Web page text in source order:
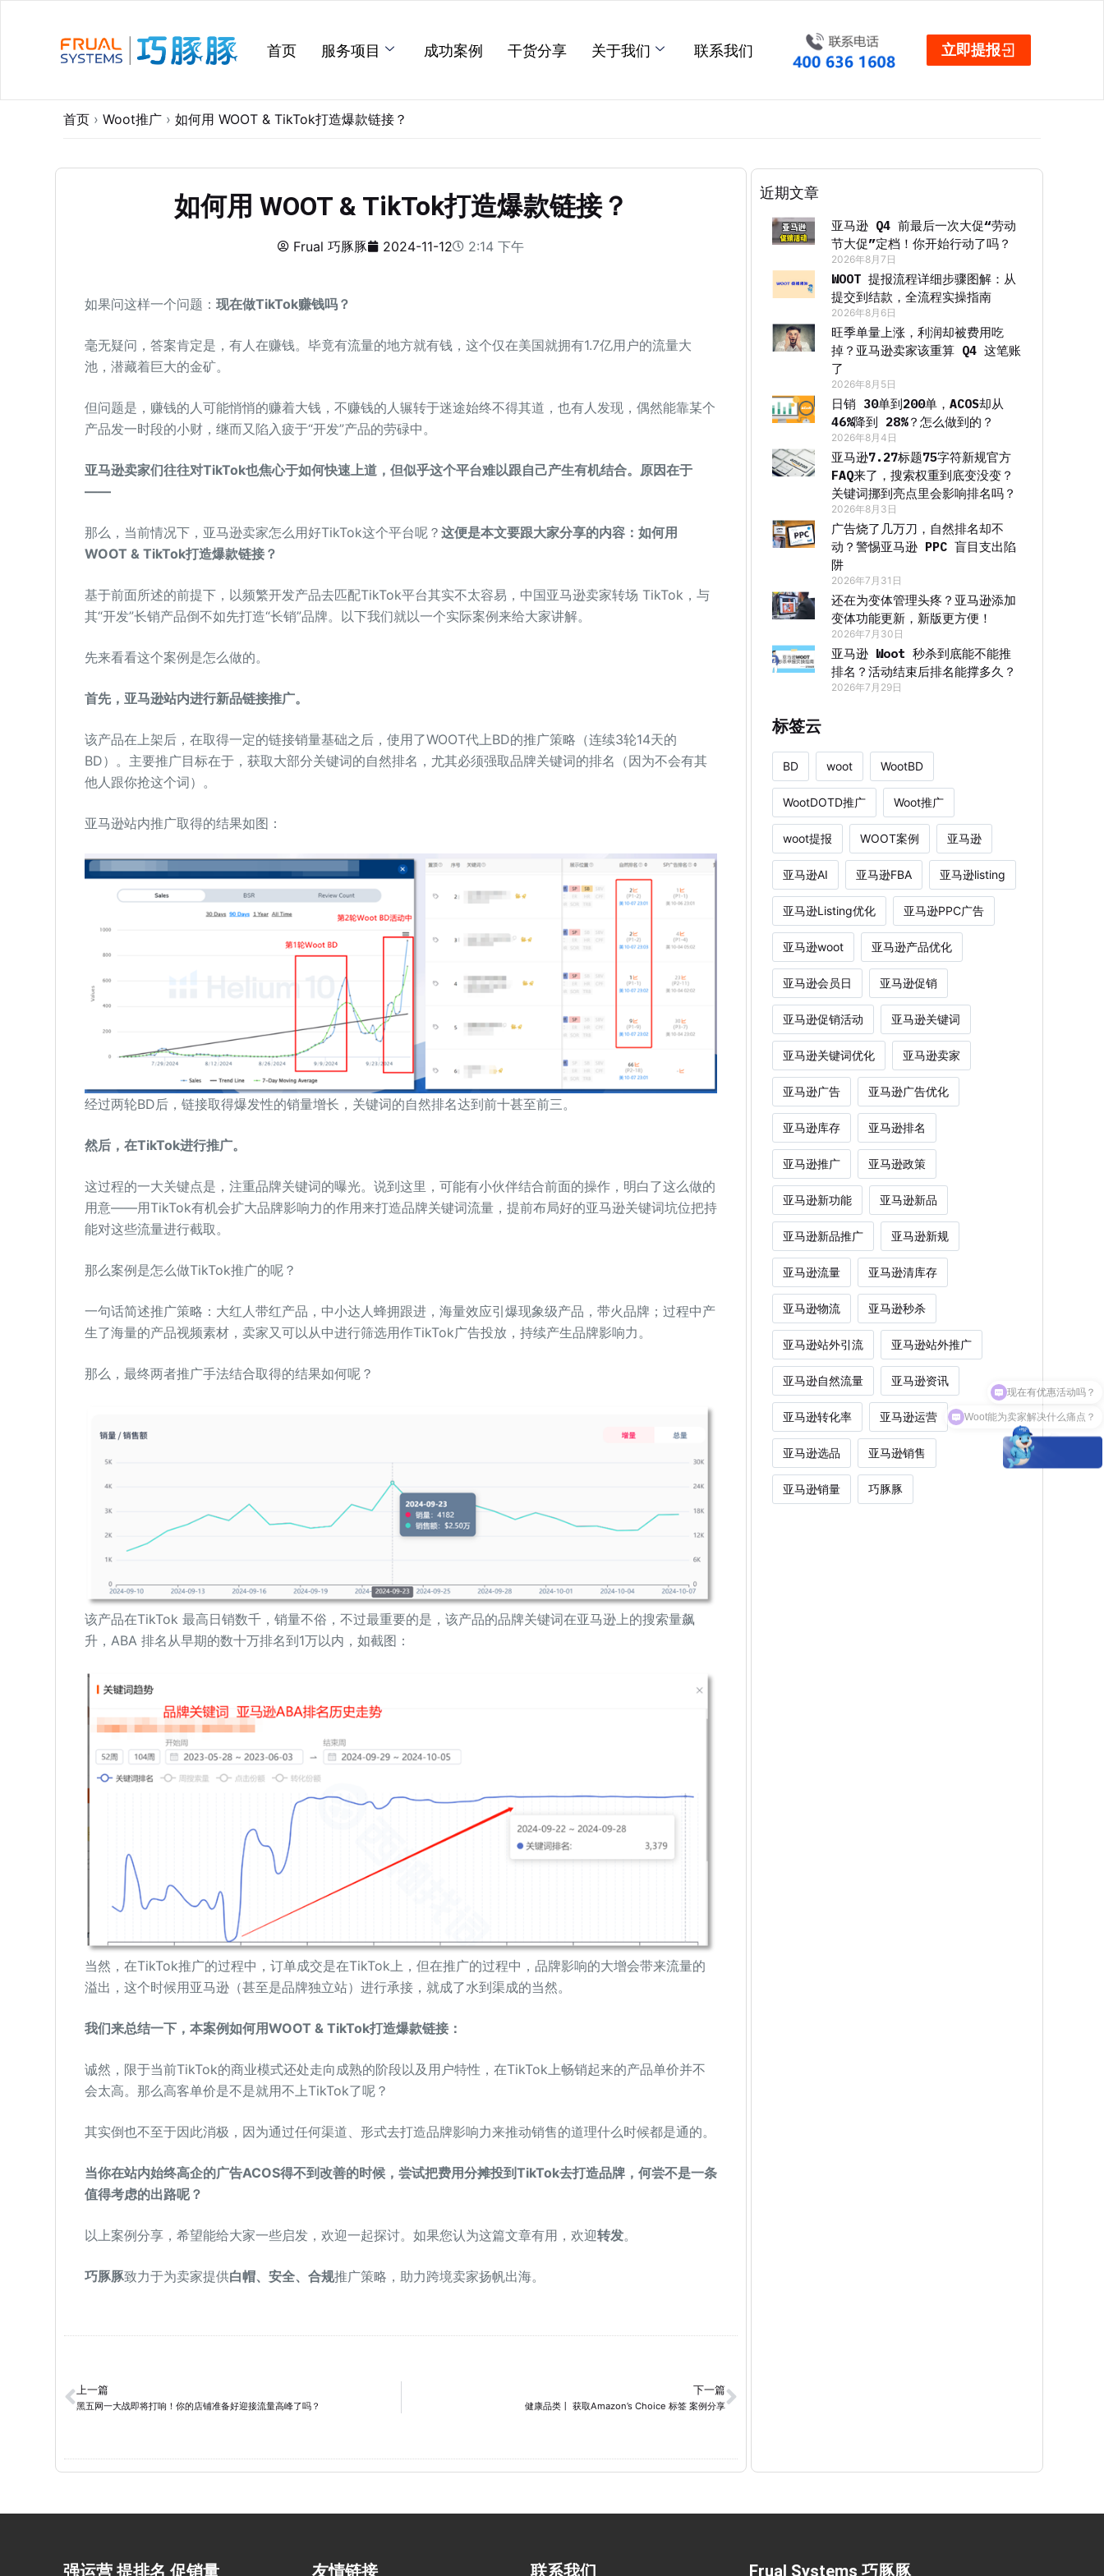
首页 服务项目 成功案例 干货分享 关于我们 联系我们 立即提报
首页 › Woot推广 › 如何用 WOOT & TikTok打造爆款链接？
如何用 WOOT & TikTok打造爆款链接？
Frual 巧豚豚 2024-11-12 2:14 下午
如果问这样一个问题： 现在做TikTok赚钱吗？
毫无疑问，答案肯定是，有人在赚钱。毕竟有流量的地方就有钱，这个仅在美国就拥有1.7亿用户的流量大
池，潜藏着巨大的金矿。
但问题是，赚钱的人可能悄悄的赚着大钱，不赚钱的人辗转于迷途始终不得其道，也有人发现，偶然能靠某个
产品发一时段的小财，继而又陷入疲于“开发”产品的劳碌中。
亚马逊卖家们往往对TikTok也焦心于如何快速上道，但似乎这个平台难以跟自己产生有机结合。原因在于
——
那么，当前情况下，亚马逊卖家怎么用好TikTok这个平台呢？ 这便是本文要跟大家分享的内容：如何用
WOOT & TikTok打造爆款链接？
基于前面所述的前提下，以频繁开发产品去匹配TikTok平台其实不太容易，中国亚马逊卖家转场 TikTok，与
其“开发”长销产品倒不如先打造“长销”品牌。以下我们就以一个实际案例来给大家讲解。
先来看看这个案例是怎么做的。
首先，亚马逊站内进行新品链接推广。
该产品在上架后，在取得一定的链接销量基础之后，使用了WOOT代上BD的推广策略（连续3轮14天的
BD）。主要推广目标在于，获取大部分关键词的自然排名，尤其必须强取品牌关键词的排名（因为不会有其
他人跟你抢这个词）。
亚马逊站内推广取得的结果如图：
经过两轮BD后，链接取得爆发性的销量增长，关键词的自然排名达到前十甚至前三。
然后，在TikTok进行推广。
这过程的一大关键点是，注重品牌关键词的曝光。说到这里，可能有小伙伴结合前面的操作，明白了这么做的
用意——用TikTok有机会扩大品牌影响力的作用来打造品牌关键词流量，提前布局好的亚马逊关键词坑位把持
能对这些流量进行截取。
那么案例是怎么做TikTok推广的呢？
一句话简述推广策略：大红人带红产品，中小达人蜂拥跟进，海量效应引爆现象级产品，带火品牌；过程中产
生了海量的产品视频素材，卖家又可以从中进行筛选用作TikTok广告投放，持续产生品牌影响力。
那么，最终两者推广手法结合取得的结果如何呢？
该产品在TikTok 最高日销数千，销量不俗，不过最重要的是，该产品的品牌关键词在亚马逊上的搜索量飙
升，ABA 排名从早期的数十万排名到1万以内，如截图：
当然，在TikTok推广的过程中，订单成交是在TikTok上，但在推广的过程中，品牌影响的大增会带来流量的
溢出，这个时候用亚马逊（甚至是品牌独立站）进行承接，就成了水到渠成的当然。
我们来总结一下，本案例如何用WOOT & TikTok打造爆款链接：
诚然，限于当前TikTok的商业模式还处走向成熟的阶段以及用户特性，在TikTok上畅销起来的产品单价并不
会太高。那么高客单价是不是就用不上TikTok了呢？
其实倒也不至于因此消极，因为通过任何渠道、形式去打造品牌影响力来推动销售的道理什么时候都是通的。
当你在站内始终高企的广告ACOS得不到改善的时候，尝试把费用分摊投到TikTok去打造品牌，何尝不是一条
值得考虑的出路呢？
以上案例分享，希望能给大家一些启发，欢迎一起探讨。如果您认为这篇文章有用，欢迎转发。
巧豚豚致力于为卖家提供白帽、安全、合规推广策略，助力跨境卖家扬帆出海。
上一篇
黑五网一大战即将打响！你的店铺准备好迎接流量高峰了吗？
下一篇
健康品类丨 获取Amazon’s Choice 标签 案例分享
近期文章
亚马逊 Q4 前最后一次大促“劳动
节大促”定档！你开始行动了吗？
2026年8月7日
WOOT 提报流程详细步骤图解：从
提交到结款，全流程实操指南
2026年8月6日
旺季单量上涨，利润却被费用吃
掉？亚马逊卖家该重算 Q4 这笔账
了
2026年8月5日
日销 30单到200单，ACOS却从
46%降到 28%？怎么做到的？
2026年8月4日
亚马逊7.27标题75字符新规官方
FAQ来了，搜索权重到底变没变？
关键词挪到亮点里会影响排名吗？
2026年8月3日
广告烧了几万刀，自然排名却不
动？警惕亚马逊 PPC 盲目支出陷
阱
2026年7月31日
还在为变体管理头疼？亚马逊添加
变体功能更新，新版更方便！
2026年7月30日
亚马逊 Woot 秒杀到底能不能推
排名？活动结束后排名能撑多久？
2026年7月29日
标签云
BD woot WootBD
WootDOTD推广 Woot推广
woot提报 WOOT案例 亚马逊
亚马逊AI 亚马逊FBA 亚马逊listing
亚马逊Listing优化 亚马逊PPC广告
亚马逊woot 亚马逊产品优化
亚马逊会员日 亚马逊促销
亚马逊促销活动 亚马逊关键词
亚马逊关键词优化 亚马逊卖家
亚马逊广告 亚马逊广告优化
亚马逊库存 亚马逊排名
亚马逊推广 亚马逊政策
亚马逊新功能 亚马逊新品
亚马逊新品推广 亚马逊新规
亚马逊流量 亚马逊清库存
亚马逊物流 亚马逊秒杀
亚马逊站外引流 亚马逊站外推广
亚马逊自然流量 亚马逊资讯
亚马逊转化率 亚马逊运营
亚马逊选品 亚马逊销售
亚马逊销量 巧豚豚
强运营 提排名 促销量 友情链接 联系我们 Frual Systems 巧豚豚
Woot能为卖家解决什么痛点？